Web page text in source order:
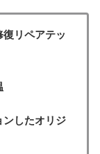
リペアテッ
ンしたオリジ